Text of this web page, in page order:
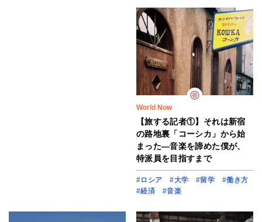
World Now
【旅する記者①】それは新宿
の路地裏「コーシカ」から始
まった―音楽を諦めた僕が、
特派員を目指すまで
#ロシア #大学 #留学
#働き方
#経済
#音楽